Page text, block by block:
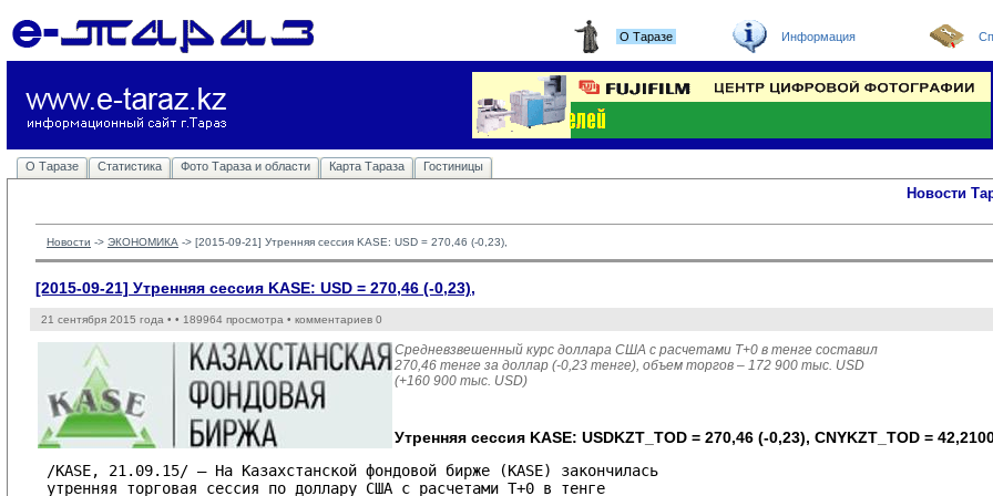
О Таразе Информация
О Таразе Статистика Фото Тараза и области Карта Тараза Гостиницы
Новости
Новости -> ЭКОНОМИКА -> [2015-09-21] Утренняя сессия KASE: USD = 270,46 (-0,23),
[2015-09-21] Утренняя сессия KASE: USD = 270,46 (-0,23),
21 сентября 2015 года • • 189964 просмотра • комментариев 0
Средневзвешенный курс доллара США с расчетами T+0 в тенге составил
270,46 тенге за доллар (-0,23 тенге), объем торгов – 172 900 тыс. USD
(+160 900 тыс. USD)
Утренняя сессия KASE: USDKZT_TOD = 270,46 (-0,23), CNYKZT_TOD =
/KASE, 21.09.15/ – На Казахстанской фондовой бирже (KASE) закончилась
утренняя торговая сессия по доллару США с расчетами Т+0 в тенге